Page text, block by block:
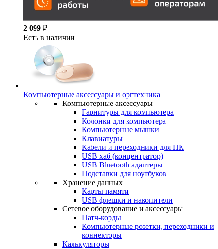
2 099 ₽
Есть в наличии
Компьютерные аксессуары и оргтехника
Компьютерные аксессуары
Гарнитуры для компьютера
Колонки для компьютера
Компьютерные мышки
Клавиатуры
Кабели и переходники для ПК
USB хаб (концентратор)
USB Bluetooth адаптеры
Подставки для ноутбуков
Хранение данных
Карты памяти
USB флешки и накопители
Сетевое оборудование и аксессуары
Патч-корды
Компьютерные розетки, переходники и
коннекторы
Калькуляторы